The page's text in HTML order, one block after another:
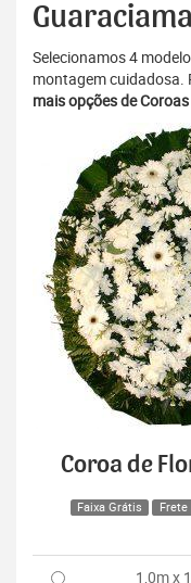
Guaraciama
Selecionamos 4
montagem cuidadosa.
mais opções de Coroas
Coroa de
Faixa Grátis
1,0m x